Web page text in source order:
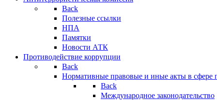
Back
Полезные ссылки
НПА
Памятки
Новости АТК
Противодействие коррупции
Back
Нормативные правовые и иные акты в сфере
Back
Международное законодательство